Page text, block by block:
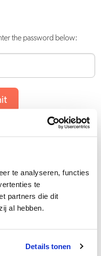
te analyseren, functies
te
partners die dit
al hebben.
Details tonen
the password below: